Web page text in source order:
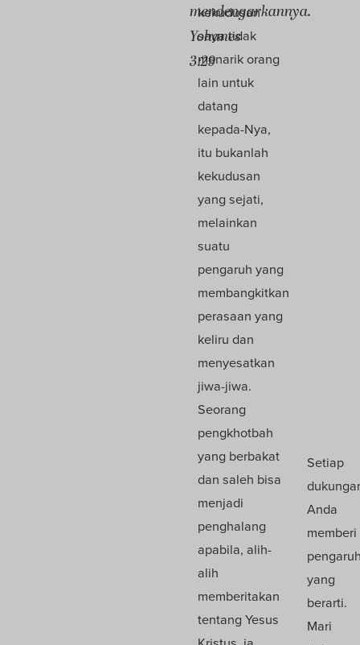
mendengarkannya.
Yohanes
3:29
kekudusan
saya tidak
menarik orang
lain untuk
datang
kepada-Nya,
itu bukanlah
kekudusan
yang sejati,
melainkan
suatu
pengaruh yang
membangkitkan
perasaan yang
keliru dan
menyesatkan
jiwa-jiwa.
Seorang
pengkhotbah
yang berbakat
dan saleh bisa
menjadi
penghalang
apabila, alih-
alih
memberitakan
tentang Yesus
Setiap
Anda
memberi
yang
berarti.
Mari